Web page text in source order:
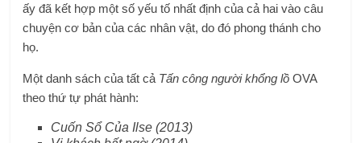
ấy đã kết hợp một số yếu tố nhất định của cả hai vào câu
chuyện cơ bản của các nhân vật, do đó phong thánh cho
họ.
Một danh sách của tất cả Tấn công người khổng lồ OVA
theo thứ tự phát hành:
Cuốn Sổ Của Ilse (2013)